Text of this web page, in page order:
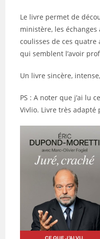
Le livre permet de
ministère, les
coulisses de ces
qui semblent l’avoir
Un livre sincère,
PS : A noter que j’ai lu
Vivlio. Livre très